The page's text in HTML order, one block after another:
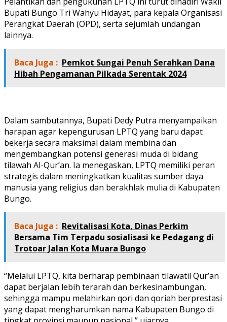
Bupati Bungo Tri Wahyu Hidayat, para kepala Organisasi
Perangkat Daerah (OPD), serta sejumlah undangan
lainnya.
Baca Juga : Pemkot Sungai Penuh Serahkan Dana
Hibah Pengamanan Pilkada Serentak 2024
Dalam sambutannya, Bupati Dedy Putra menyampaikan
harapan agar kepengurusan LPTQ yang baru dapat
bekerja secara maksimal dalam membina dan
mengembangkan potensi generasi muda di bidang
tilawah Al-Qur’an. Ia menegaskan, LPTQ memiliki peran
strategis dalam meningkatkan kualitas sumber daya
manusia yang religius dan berakhlak mulia di Kabupaten
Bungo.
Baca Juga : Revitalisasi Kota, Dinas Perkim
Bersama Tim Terpadu sosialisasi ke Pedagang di
Trotoar Jalan Kota Muara Bungo
“Melalui LPTQ, kita berharap pembinaan tilawatil Qur’an
dapat berjalan lebih terarah dan berkesinambungan,
sehingga mampu melahirkan qori dan qoriah berprestasi
yang dapat mengharumkan nama Kabupaten Bungo di